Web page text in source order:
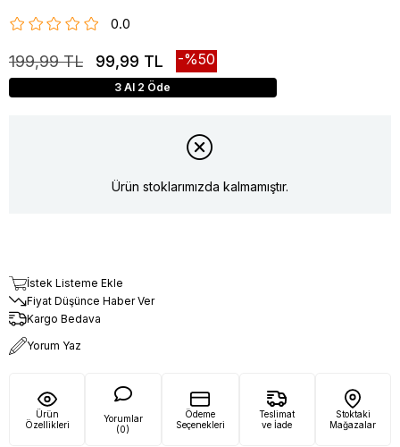
0.0
199,99 TL 99,99 TL 50
3 Al 2 Öde
Ürün stoklarımızda kalmamıştır.
İstek Listeme Ekle
Fiyat Düşünce Haber Ver
Kargo Bedava
Yorum Yaz
Ürün
Özellikleri
Yorumlar
(0)
Ödeme
Seçenekleri
Teslimat
ve İade
Stoktaki
Mağazalar